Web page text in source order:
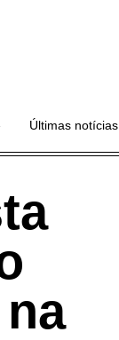
Últimas notícias